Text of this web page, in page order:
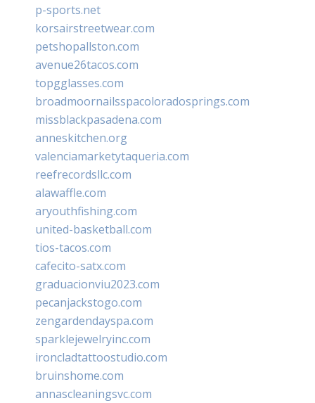
p-sports.net
korsairstreetwear.com
petshopallston.com
avenue26tacos.com
topgglasses.com
broadmoornailsspacoloradosprings.com
missblackpasadena.com
anneskitchen.org
valenciamarketytaqueria.com
reefrecordsllc.com
alawaffle.com
aryouthfishing.com
united-basketball.com
tios-tacos.com
cafecito-satx.com
graduacionviu2023.com
pecanjackstogo.com
zengardendayspa.com
sparklejewelryinc.com
ironcladtattoostudio.com
bruinshome.com
annascleaningsvc.com